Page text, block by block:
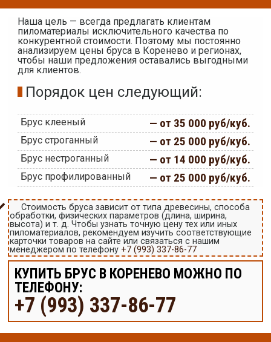
Наша цель — всегда предлагать клиентам
пиломатериалы исключительного качества по
конкурентной стоимости. Поэтому мы постоянно
анализируем цены бруса в Коренево и регионах,
чтобы наши предложения оставались выгодными
для клиентов.
Порядок цен следующий:
Брус клееный — от 35 000 руб/куб.
Брус строганный — от 25 000 руб/куб.
Брус нестроганный — от 14 000 руб/куб.
Брус профилированный — от 25 000 руб/куб.
Стоимость бруса зависит от типа древесины, способа
обработки, физических параметров (длина, ширина,
высота) и т. д. Чтобы узнать точную цену тех или иных
пиломатериалов, рекомендуем изучить соответствующие
карточки товаров на сайте или связаться с нашим
менеджером по телефону +7 (993) 337-86-77
КУПИТЬ БРУС В КОРЕНЕВО МОЖНО ПО
ТЕЛЕФОНУ:
+7 (993) 337-86-77